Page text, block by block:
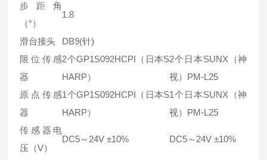
步距角
（°）
1.8
滑台接头
DB9(针)
限位传感
器
2个GP1S092HCPI（日本S
HARP）
2个日本SUNX（神
视）PM-L25
原点传感
器
1个GP1S092HCPI（日本S
HARP）
1个日本SUNX（神
视）PM-L25
传感器电
压（V）
DC5～24V ±10% DC5～24V ±10%